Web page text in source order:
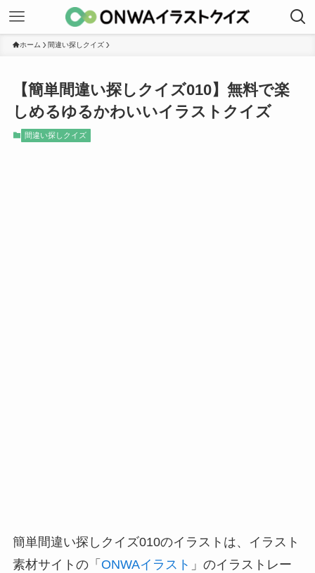
ホーム 間違い探しクイズ
【簡単間違い探しクイズ010】無料で楽
しめるゆるかわいいイラストクイズ
間違い探しクイズ
簡単間違い探しクイズ010のイラストは、イラスト
素材サイトの「 ONWAイラスト 」のイラストレー